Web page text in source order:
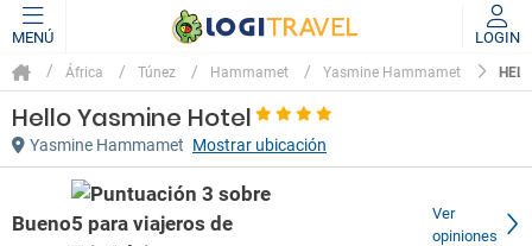
MENÚ LOGIN
África Túnez Hammamet Yasmine Hammamet
Hello Yasmine Hotel
Yasmine Hammamet Mostrar ubicación
Bueno
Ver
opiniones